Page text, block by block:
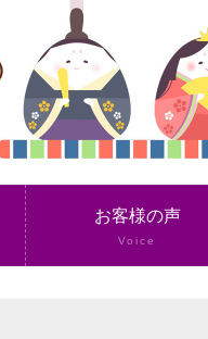
お客様の声
Voice